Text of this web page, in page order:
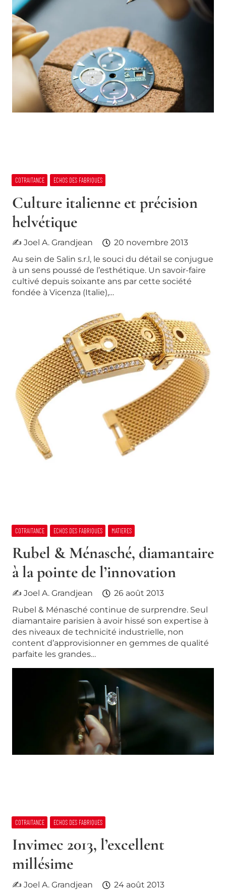
COTRAITANCE ECHOS DES FABRIQUES
Culture italienne et précision
helvétique
✍ Joel A. Grandjean
20 novembre 2013
Au sein de Salin s.r.l, le souci du détail se conjugue
à un sens poussé de l’esthétique. Un savoir-faire
cultivé depuis soixante ans par cette société
fondée à Vicenza (Italie),…
COTRAITANCE ECHOS DES FABRIQUES MATIERES
Rubel & Ménasché, diamantaire
à la pointe de l’innovation
✍ Joel A. Grandjean
26 août 2013
Rubel & Ménasché continue de surprendre. Seul
diamantaire parisien à avoir hissé son expertise à
des niveaux de technicité industrielle, non
content d’approvisionner en gemmes de qualité
parfaite les grandes…
COTRAITANCE ECHOS DES FABRIQUES
Invimec 2013, l’excellent
millésime
✍ Joel A. Grandjean
24 août 2013